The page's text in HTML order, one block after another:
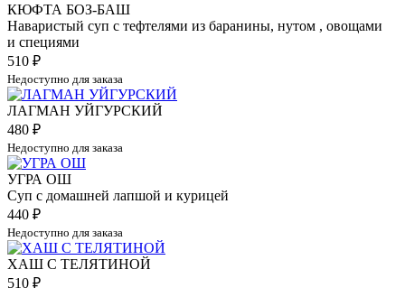
КЮФТА БОЗ-БАШ
Наваристый суп с тефтелями из баранины, нутом , овощами
и специями
510 ₽
Недоступно для заказа
ЛАГМАН УЙГУРСКИЙ
480 ₽
Недоступно для заказа
УГРА ОШ
Суп с домашней лапшой и курицей
440 ₽
Недоступно для заказа
ХАШ С ТЕЛЯТИНОЙ
510 ₽